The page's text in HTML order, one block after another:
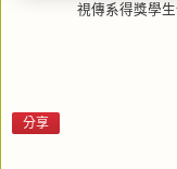
視傳系得獎學
分享